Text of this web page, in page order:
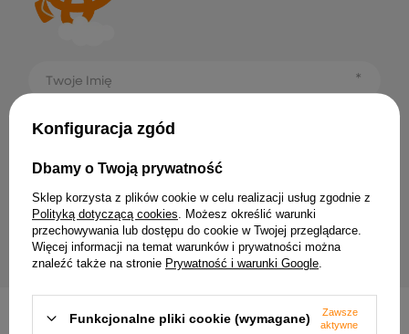
Twoje Imię
Twój email
osobowych (adres e-mail) na potrzeby wysyłki
newslettera z informacją handlową (marketing). Więcej
wpolityce prywatności.
ZAPISZ SIĘ
Konfiguracja zgód
Dbamy o Twoją prywatność
Sklep korzysta z plików cookie w celu realizacji usług zgodnie z
Polityką dotyczącą cookies . Możesz określić warunki
przechowywania lub dostępu do cookie w Twojej przeglądarce.
Więcej informacji na temat warunków i prywatności można
znaleźć także na stronie Prywatność i warunki Google
Funkcjonalne pliki cookie (wymagane)
Zawsze
aktywne